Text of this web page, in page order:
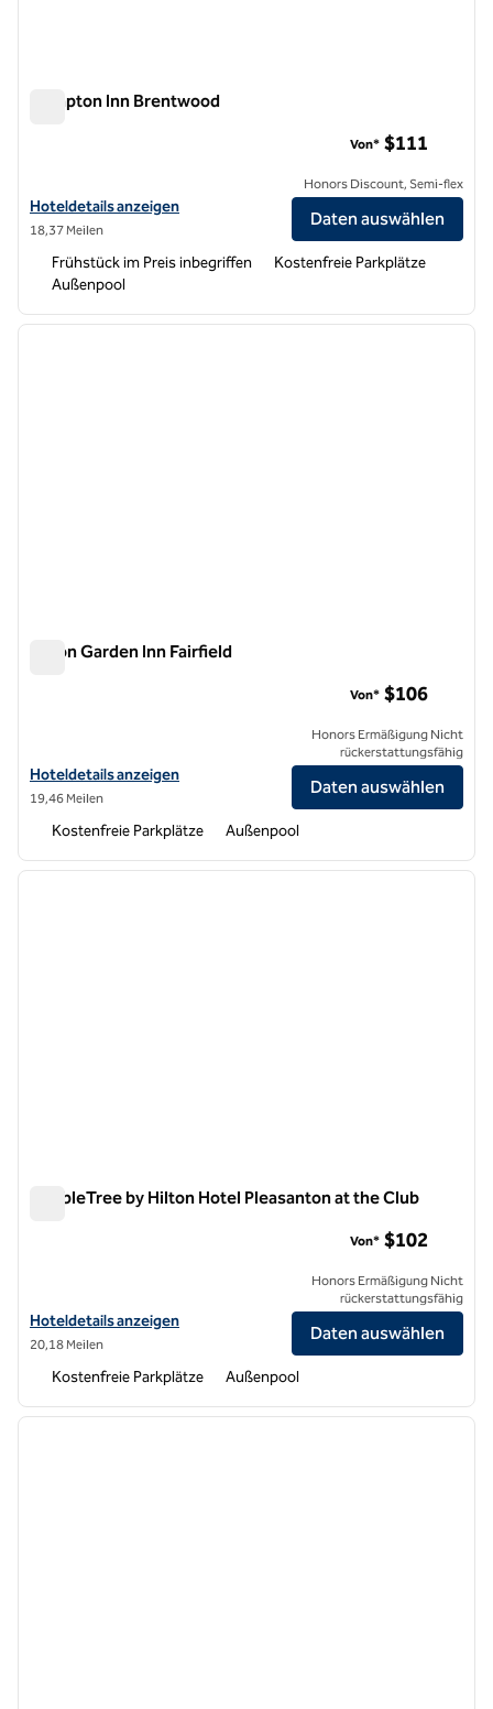
Hampton Inn Brentwood
Hoteldetails für Hampton Inn Brentwood anzeigen
Hoteldetails anzeigen
18,37 Meilen
Von* $111
Honors Discount, Semi-flex
Daten auswählen
Frühstück im Preis inbegriffen
Kostenfreie Parkplätze
Außenpool
1 von 12
Hilton Garden Inn Fairfield
Hoteldetails für Hilton Garden Inn Fairfield anzeigen
Hoteldetails anzeigen
19,46 Meilen
Von* $106
Honors Ermäßigung Nicht
rückerstattungsfähig
Daten auswählen
Kostenfreie Parkplätze Außenpool
1 von 12
DoubleTree by Hilton Hotel Pleasanton at the Club
Hoteldetails für das DoubleTree by Hilton Hotel Pleasanton at the
Hoteldetails anzeigen
20,18 Meilen
Von* $102
Honors Ermäßigung Nicht
rückerstattungsfähig
Daten auswählen
Kostenfreie Parkplätze Außenpool
1 von 12